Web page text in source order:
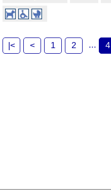
|< < 1 2 ... 4